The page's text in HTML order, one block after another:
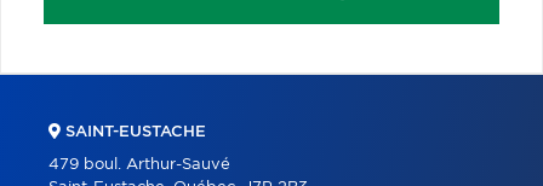
SAINT-EUSTACHE
479 boul. Arthur-Sauvé